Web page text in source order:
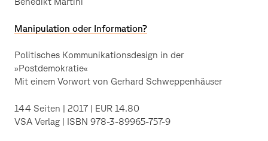
Manipulation oder Information?
Politisches Kommunikationsdesign in der
»Postdemokratie«
Mit einem Vorwort von Gerhard Schweppenhäuser
144 Seiten | 2017 | EUR 14.80
VSA Verlag | ISBN 978-3-89965-757-9